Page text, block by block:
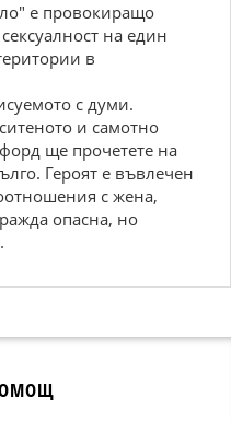
е провокиращо
на един
в
с думи.
и самотно
ще прочетете на
Героят е въвлечен
с жена,
опасна, но